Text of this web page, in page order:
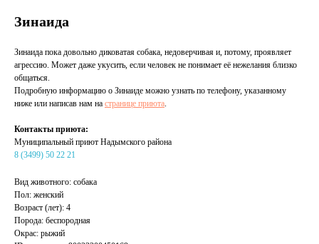
Зинаида
Зинаида пока довольно диковатая собака, недоверчивая и, потому, проявляет
агрессию. Может даже укусить, если человек не понимает её нежелания близко
общаться.
Подробную информацию о Зинаиде можно узнать по телефону, указанному
ниже или написав нам на странице приюта.
Контакты приюта:
Муниципальный приют Надымского района
8 (3499) 50 22 21
Вид животного: собака
Пол: женский
Возраст (лет): 4
Порода: беспородная
Окрас: рыжий